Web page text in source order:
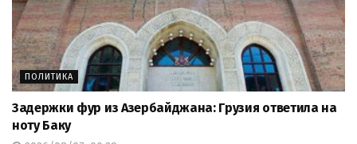
ПОЛИТИКА
Задержки фур из Азербайджана: Грузия ответила на
ноту Баку